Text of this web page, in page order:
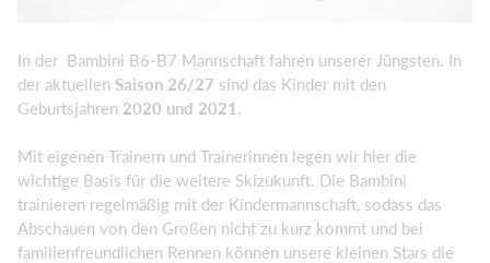
In der Bambini B6-B7 Mannschaft fahren unserer Jüngsten. In
der aktuellen Saison 26/27 sind das Kinder mit den
Geburtsjahren 2020 und 2021.
Mit eigenen Trainern und Trainerinnen legen wir hier die
wichtige Basis für die weitere Skizukunft. Die Bambini
trainieren regelmäßig mit der Kindermannschaft, sodass das
Abschauen von den Großen nicht zu kurz kommt und bei
familienfreundlichen Rennen können unsere kleinen Stars die